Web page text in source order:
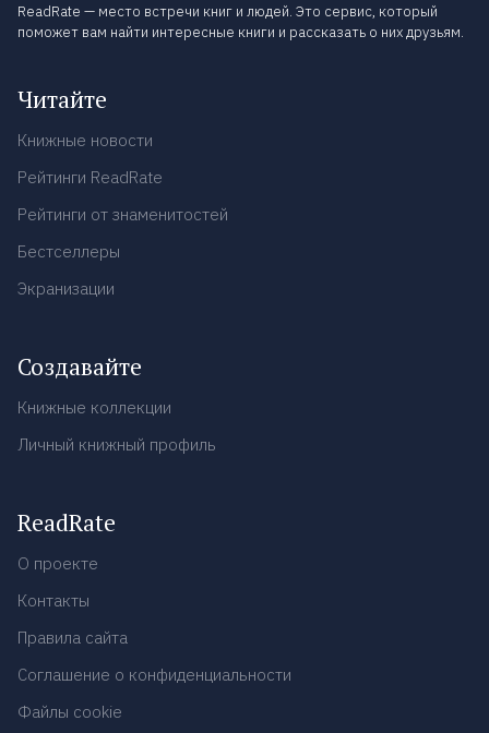
ReadRate — место встречи книг и людей. Это сервис, который
поможет вам найти интересные книги и рассказать о них друзьям.
Читайте
Книжные новости
Рейтинги ReadRate
Рейтинги от знаменитостей
Бестселлеры
Экранизации
Создавайте
Книжные коллекции
Личный книжный профиль
ReadRate
О проекте
Контакты
Правила сайта
Соглашение о конфиденциальности
Файлы cookie